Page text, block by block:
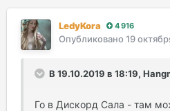
LedyKora 4 916
Опубликовано 19
В 19.10.2019 в 18:19,
Го в Дискорд Сала - там